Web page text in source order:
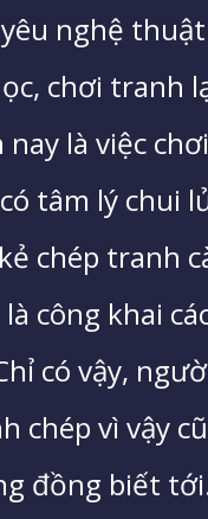
nghệ
chơi tranh
là việc
tâm lý chui
chép tranh
công khai
có vậy,
chép vì vậy
đồng biết